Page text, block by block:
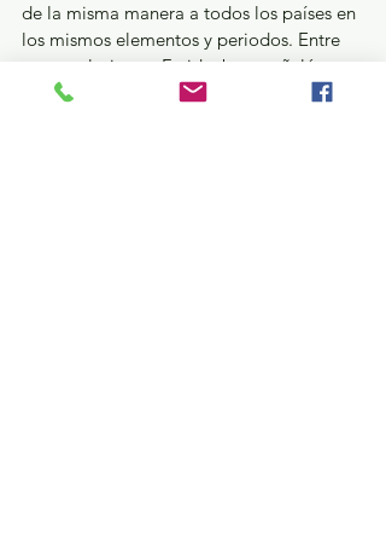
de la misma manera a todos los países en
los mismos elementos y periodos. Entre
sus conclusiones, Freidenberg señaló que
las democracias en América Latina no